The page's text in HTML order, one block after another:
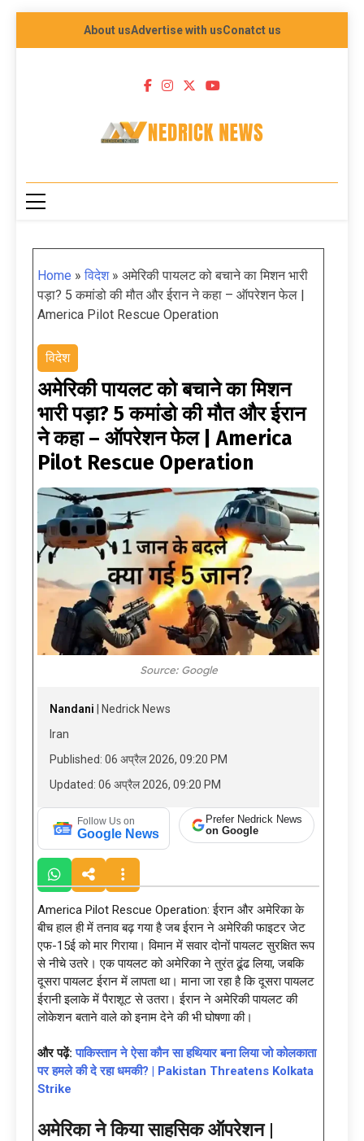
About usAdvertise with usConatct us
NEDRICK NEWS
Home »विदेश» अमेरिकी पायलट को बचाने का मिशन भारी
पड़ा? 5 कमांडो की मौत और ईरान ने कहा – ऑपरेशन फेल |
America Pilot Rescue Operation
विदेश
अमेरिकी पायलट को बचाने का मिशन
भारी पड़ा? 5 कमांडो की मौत और ईरान
ने कहा – ऑपरेशन फेल | America
Pilot Rescue Operation
Source: Google
Nandani | Nedrick News
Iran
Published: 06 अप्रैल 2026, 09:20 PM
Updated: 06 अप्रैल 2026, 09:20 PM
Follow Us on
Google News
Prefer Nedrick News
on Google
America Pilot Rescue Operation: ईरान और अमेरिका के
बीच हाल ही में तनाव बढ़ गया है जब ईरान ने अमेरिकी फाइटर जेट
एफ-15ई को मार गिराया। विमान में सवार दोनों पायलट सुरक्षित रूप
से नीचे उतरे। एक पायलट को अमेरिका ने तुरंत ढूंढ लिया, जबकि
दूसरा पायलट ईरान में लापता था। माना जा रहा है कि दूसरा पायलट
ईरानी इलाके में पैराशूट से उतरा। ईरान ने अमेरिकी पायलट की
लोकेशन बताने वाले को इनाम देने की भी घोषणा की।
और पढ़ें:पाकिस्तान ने ऐसा कौन सा हथियार बना लिया जो कोलकाता
पर हमले की दे रहा धमकी? | Pakistan Threatens Kolkata
Strike
अमेरिका ने किया साहसिक ऑपरेशन |